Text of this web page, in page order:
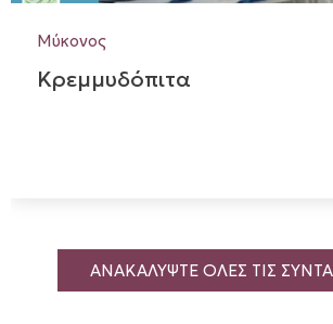
Μύκονος
Κρεμμυδόπιτα
ΑΝΑΚΑΛΥΨΤΕ ΟΛΕΣ ΤΙΣ